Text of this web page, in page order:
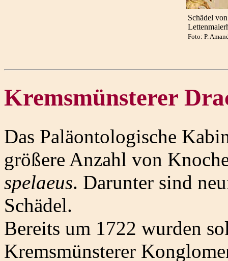
Schädel
Foto: P.
Kremsmünsterer
Das Paläontologische
größere Anzahl von
spelaeus. Darunter sind
Schädel.
Bereits um 1722 wurden
Kremsmünsterer